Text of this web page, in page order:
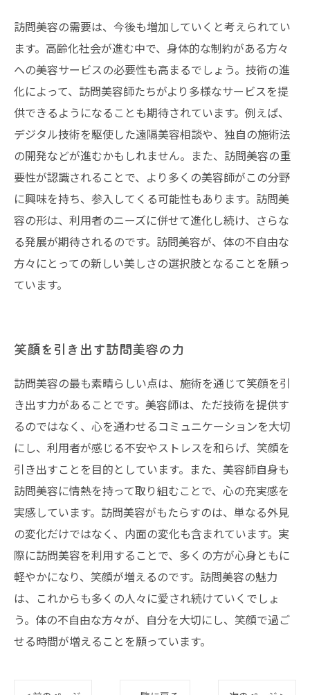
訪問美容の需要は、今後も増加していくと考えられてい
ます。高齢化社会が進む中で、身体的な制約がある方々
への美容サービスの必要性も高まるでしょう。技術の進
化によって、訪問美容師たちがより多様なサービスを提
供できるようになることも期待されています。例えば、
デジタル技術を駆使した遠隔美容相談や、独自の施術法
の開発などが進むかもしれません。また、訪問美容の重
要性が認識されることで、より多くの美容師がこの分野
に興味を持ち、参入してくる可能性もあります。訪問美
容の形は、利用者のニーズに併せて進化し続け、さらな
る発展が期待されるのです。訪問美容が、体の不自由な
方々にとっての新しい美しさの選択肢となることを願っ
ています。
笑顔を引き出す訪問美容の力
訪問美容の最も素晴らしい点は、施術を通じて笑顔を引
き出す力があることです。美容師は、ただ技術を提供す
るのではなく、心を通わせるコミュニケーションを大切
にし、利用者が感じる不安やストレスを和らげ、笑顔を
引き出すことを目的としています。また、美容師自身も
訪問美容に情熱を持って取り組むことで、心の充実感を
実感しています。訪問美容がもたらすのは、単なる外見
の変化だけではなく、内面の変化も含まれています。実
際に訪問美容を利用することで、多くの方が心身ともに
軽やかになり、笑顔が増えるのです。訪問美容の魅力
は、これからも多くの人々に愛され続けていくでしょ
う。体の不自由な方々が、自分を大切にし、笑顔で過ご
せる時間が増えることを願っています。